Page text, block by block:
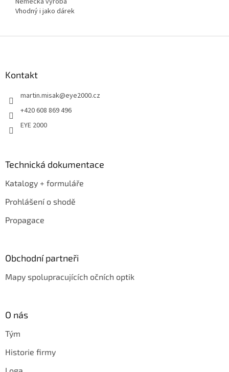
Vhodný i jako dárek
Kontakt
martin.misak@eye2000.cz
+420 608 869 496
EYE 2000
Technická dokumentace
Katalogy + formuláře
Prohlášení o shodě
Propagace
Obchodní partneři
Mapy spolupracujících očních optik
O nás
Tým
Historie firmy